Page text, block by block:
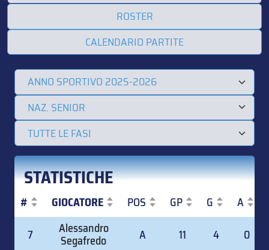
ROSTER
CALENDARIO PARTITE
STATISTICHE
# GIOCATORE POS GP G A
GIOCATORE
7 Alessandro
Segafredo A 11 4 0